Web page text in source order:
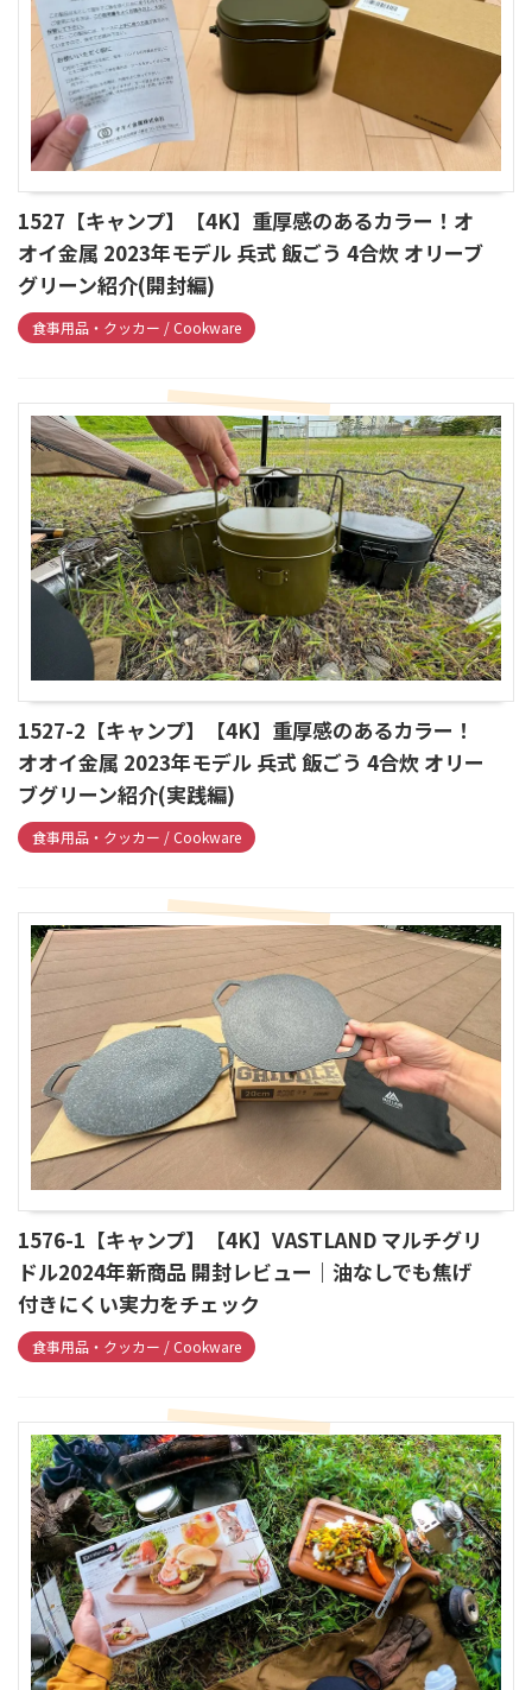
1527【キャンプ】【4K】重厚感のあるカラー！オ
オイ金属 2023年モデル 兵式 飯ごう 4合炊 オリーブ
グリーン紹介(開封編)
食事用品・クッカー / Cookware
1527-2【キャンプ】【4K】重厚感のあるカラー！
オオイ金属 2023年モデル 兵式 飯ごう 4合炊 オリー
ブグリーン紹介(実践編)
食事用品・クッカー / Cookware
1576-1【キャンプ】【4K】VASTLAND マルチグリ
ドル2024年新商品 開封レビュー｜油なしでも焦げ
付きにくい実力をチェック
食事用品・クッカー / Cookware